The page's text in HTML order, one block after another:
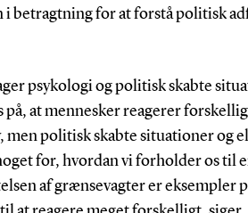
i betragtning for at forstå politisk
psykologi og politisk skabte
at mennesker reagerer
men politisk skabte situationer og
for, hvordan vi forholder os til
af grænsevagter er eksempler